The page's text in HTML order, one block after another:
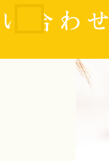
合わせ